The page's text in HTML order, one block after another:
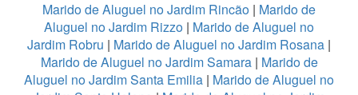
Marido de Aluguel no Jardim Rincão | Marido de
Aluguel no Jardim Rizzo | Marido de Aluguel no
Jardim Robru | Marido de Aluguel no Jardim Rosana |
Marido de Aluguel no Jardim Samara| Marido de
Aluguel no Jardim Santa Emilia | Marido de Aluguel no